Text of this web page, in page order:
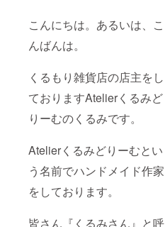
こんにちは。あるいは、こ
んばんは。
くるもり雑貨店の店主をし
ておりますAtelierくるみど
りーむのくるみです。
Atelierくるみどりーむとい
う名前でハンドメイド作家
をしております。
皆さん『くるみさん』と呼